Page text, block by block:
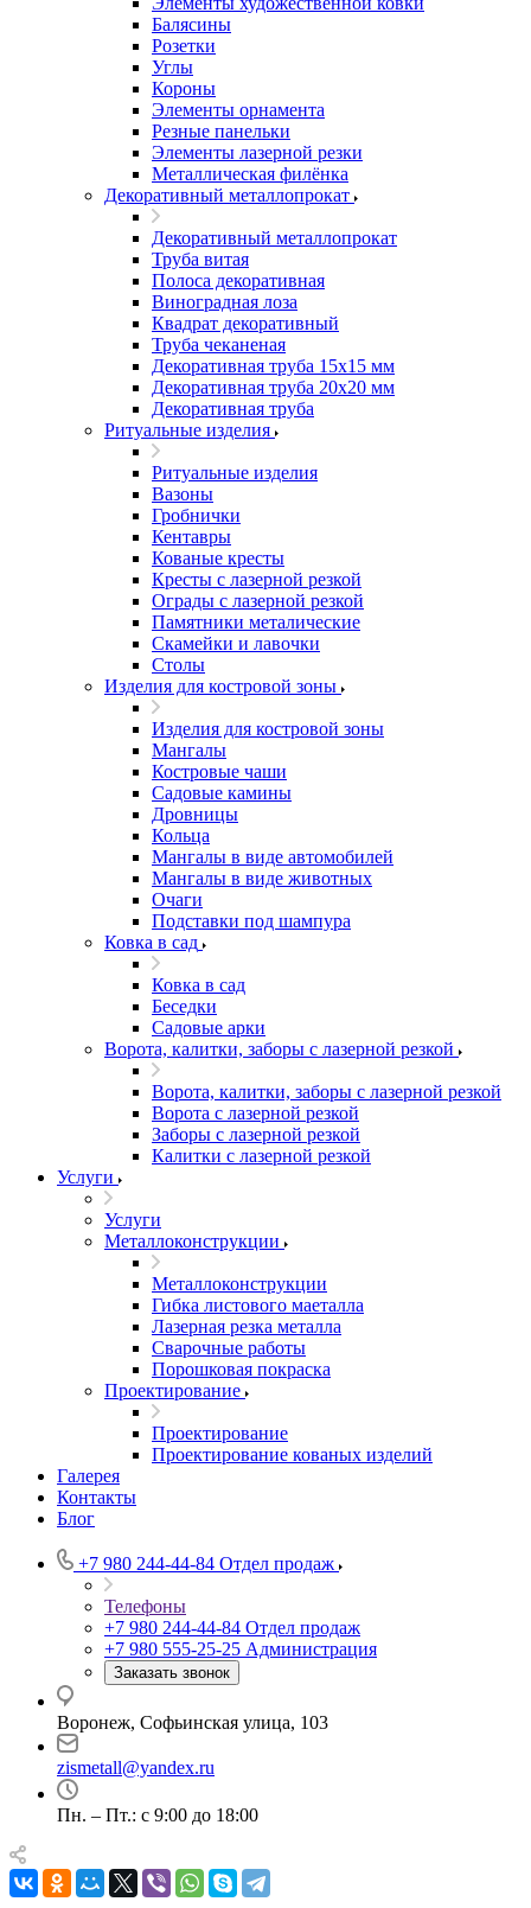
Балясины
Розетки
Углы
Короны
Элементы орнамента
Резные панельки
Элементы лазерной резки
Металлическая филёнка
Декоративный металлопрокат
Декоративный металлопрокат
Труба витая
Полоса декоративная
Виноградная лоза
Квадрат декоративный
Труба чеканеная
Декоративная труба 15х15 мм
Декоративная труба 20х20 мм
Декоративная труба
Ритуальные изделия
Ритуальные изделия
Вазоны
Гробнички
Кентавры
Кованые кресты
Кресты с лазерной резкой
Ограды с лазерной резкой
Памятники металические
Скамейки и лавочки
Столы
Изделия для костровой зоны
Изделия для костровой зоны
Мангалы
Костровые чаши
Садовые камины
Дровницы
Кольца
Мангалы в виде автомобилей
Мангалы в виде животных
Очаги
Подставки под шампура
Ковка в сад
Ковка в сад
Беседки
Садовые арки
Ворота, калитки, заборы с лазерной резкой
Ворота, калитки, заборы с лазерной резкой
Ворота с лазерной резкой
Заборы с лазерной резкой
Калитки с лазерной резкой
Услуги
Услуги
Металлоконструкции
Металлоконструкции
Гибка листового маеталла
Лазерная резка металла
Сварочные работы
Порошковая покраска
Проектирование
Проектирование
Проектирование кованых изделий
Галерея
Контакты
Блог
+7 980 244-44-84 Отдел продаж
Телефоны
+7 980 244-44-84 Отдел продаж
+7 980 555-25-25 Администрация
Заказать звонок
Воронеж, Софьинская улица, 103
zismetall@yandex.ru
Пн. – Пт.: с 9:00 до 18:00